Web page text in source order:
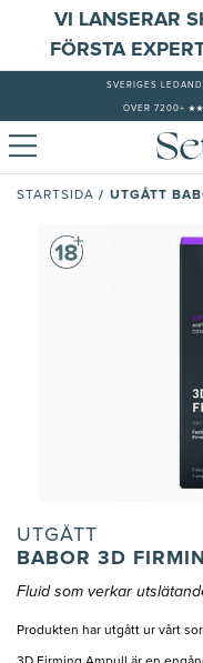
VI LANSERAR
FÖRSTA
SVERIGES
ÖVER 7200+
STARTSIDA / UTGÅTT
UTGÅTT
BABOR 3D
Fluid som verkar
Produkten har utgått ur vårt